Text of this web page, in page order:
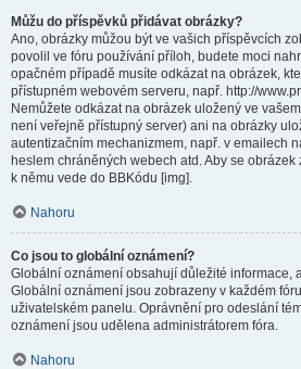
Můžu do příspěvků přidávat obrázky?
Ano, obrázky můžou být ve vašich příspěvcích
povolil ve fóru používání příloh, budete moci
opačném případě musíte odkázat na obrázek,
přístupném webovém serveru, např. http://
Nemůžete odkázat na obrázek uložený ve
není veřejně přístupný server) ani na obrázky
autentizačním mechanizmem, např. v emailech
heslem chráněných webech atd. Aby se
k němu vede do BBKódu [img].
Nahoru
Co jsou to globální oznámení?
Globální oznámení obsahují důležité informace,
Globální oznámení jsou zobrazeny v každém
uživatelském panelu. Oprávnění pro odeslání
oznámení jsou udělena administrátorem fóra.
Nahoru